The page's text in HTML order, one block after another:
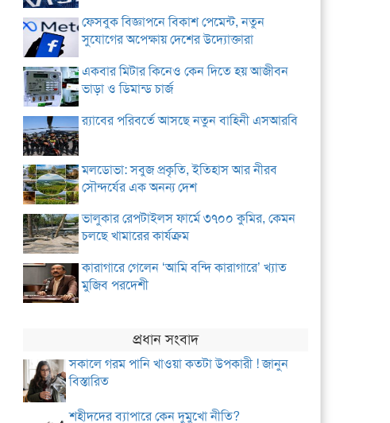
ফেসবুক বিজ্ঞাপনে বিকাশ পেমেন্ট, নতুন
সুযোগের অপেক্ষায় দেশের উদ্যোক্তারা
একবার মিটার কিনেও কেন দিতে হয় আজীবন
ভাড়া ও ডিমান্ড চার্জ
র‌্যাবের পরিবর্তে আসছে নতুন বাহিনী এসআরবি
মলডোভা: সবুজ প্রকৃতি, ইতিহাস আর নীরব
সৌন্দর্যের এক অনন্য দেশ
ভালুকার রেপটাইলস ফার্মে ৩৭০০ কুমির, কেমন
চলছে খামারের কার্যক্রম
কারাগারে গেলেন ‘আমি বন্দি কারাগারে’ খ্যাত
মুজিব পরদেশী
প্রধান সংবাদ
সকালে গরম পানি খাওয়া কতটা উপকারী ! জানুন
বিস্তারিত
শহীদদের ব্যাপারে কেন দুমুখো নীতি?